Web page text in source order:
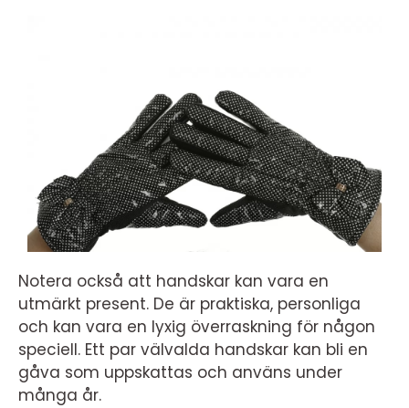
Notera också att handskar kan vara en
utmärkt present. De är praktiska, personliga
och kan vara en lyxig överraskning för någon
speciell. Ett par välvalda handskar kan bli en
gåva som uppskattas och använs under
många år.